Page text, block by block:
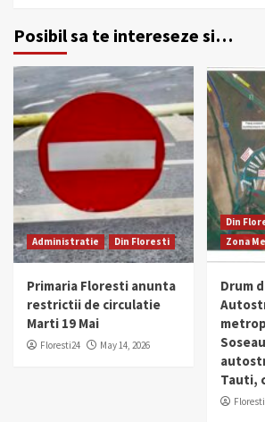
Posibil sa te intereseze si…
Administratie Din Floresti
Primaria Floresti anunta
restrictii de circulatie
Marti 19 Mai
Floresti24 May 14, 2026
Din
Zona
Drum
Tauti,